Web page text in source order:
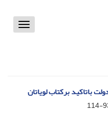
Toggle
باتاکید برکتاب لویاتان